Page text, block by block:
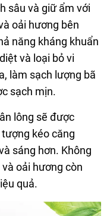
sâu và giữ ẩm với
oải hương bên
năng kháng khuẩn
và loại bỏ vi
làm sạch lượng bã
sạch mịn.
lông sẽ được
kéo căng
sáng hơn. Không
oải hương còn
quả.